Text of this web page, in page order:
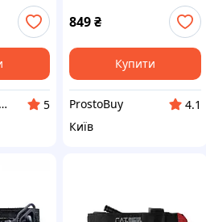
Віджи Медікал Україна - Інтернет-магазин медичних товарів
5
849 ₴
Купити
ProstoBuy
4.1
Київ